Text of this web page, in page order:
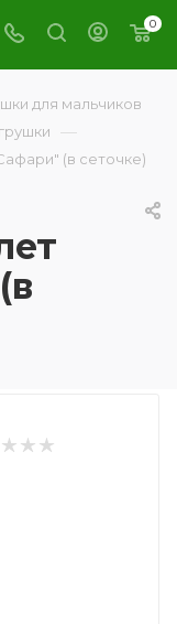
0
для мальчиков
—
(в сеточке)